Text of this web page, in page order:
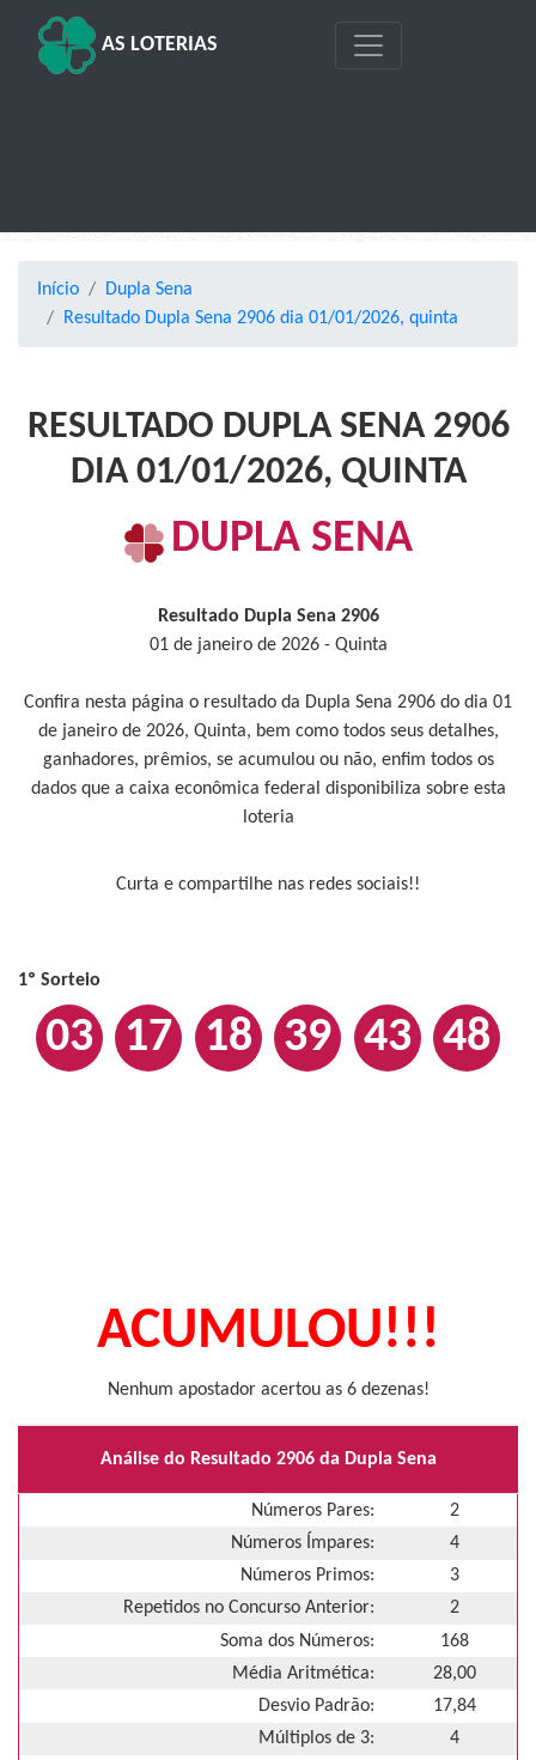
AS LOTERIAS
Início
Dupla Sena
Resultado Dupla Sena 2906 dia 01/01/2026, quinta
RESULTADO DUPLA SENA 2906
DIA 01/01/2026, QUINTA
DUPLA SENA
Resultado Dupla Sena 2906
01 de janeiro de 2026 - Quinta
Confira nesta página o resultado da Dupla Sena 2906 do dia 01
de janeiro de 2026, Quinta, bem como todos seus detalhes,
ganhadores, prêmios, se acumulou ou não, enfim todos os
dados que a caixa econômica federal disponibiliza sobre esta
loteria
Curta e compartilhe nas redes sociais!!
1º Sorteio
03 17 18 39 43 48
ACUMULOU!!!
Nenhum apostador acertou as 6 dezenas!
Análise do Resultado 2906 da Dupla Sena
Números Pares:
2
Números Ímpares:
4
Números Primos:
3
Repetidos no Concurso Anterior:
2
Soma dos Números:
168
Média Aritmética:
28,00
Desvio Padrão:
17,84
Múltiplos de 3:
4